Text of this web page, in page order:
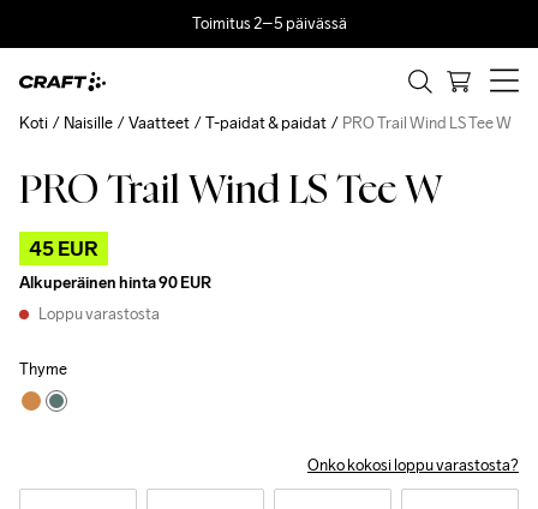
Toimitus 2–5 päivässä
PRO Trail Wind LS Tee W
45 EUR
Alkuperäinen hinta90 EUR
Loppu varastosta
Thyme
Onko kokosi loppu varastosta?
Koti Naisille Vaatteet T-paidat & paidat PRO Trail Wind LS Tee W
Outlet